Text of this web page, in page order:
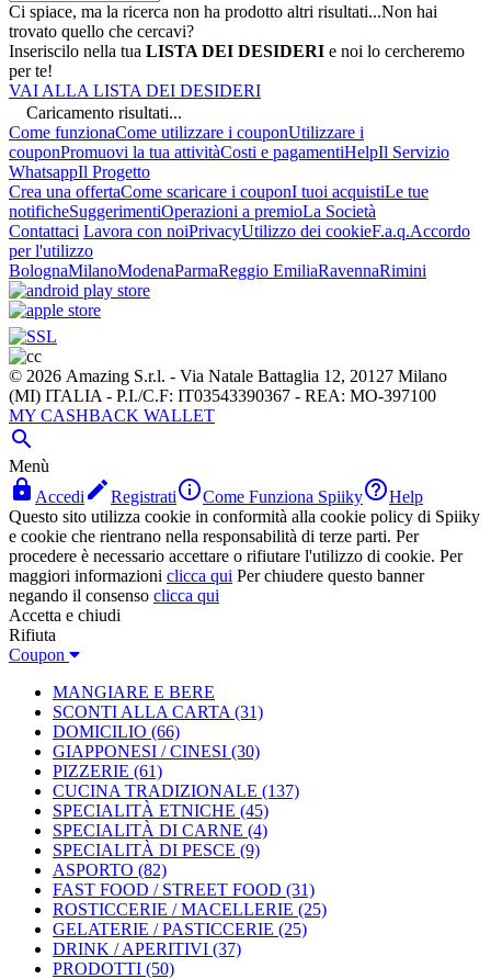
Ci spiace, ma la ricerca non ha prodotto altri risultati...Non hai
trovato quello che cercavi?
Inseriscilo nella tua LISTA DEI DESIDERI e noi lo cercheremo
per te!
VAI ALLA LISTA DEI DESIDERI
Caricamento risultati...
Come funzionaCome utilizzare i couponUtilizzare i
couponPromuovi la tua attivitàCosti e pagamentiHelpIl Servizio
WhatsappIl Progetto
Crea una offertaCome scaricare i couponI tuoi acquistiLe tue
notificheSuggerimentiOperazioni a premioLa Società
Contattaci Lavora con noiPrivacyUtilizzo dei cookieF.a.q.Accordo
per l'utilizzo
BolognaMilanoModenaParmaReggio EmiliaRavennaRimini
© 2026 Amazing S.r.l. - Via Natale Battaglia 12, 20127 Milano
(MI) ITALIA - P.I./C.F: IT03543390367 - REA: MO-397100
MY CASHBACK WALLET

Menù
 Accedi RegistratiCome Funziona SpiikyHelp
Questo sito utilizza cookie in conformità alla cookie policy di Spiiky
e cookie che rientrano nella responsabilità di terze parti. Per
procedere è necessario accettare o rifiutare l'utilizzo di cookie. Per
maggiori informazioni clicca qui Per chiudere questo banner
negando il consenso clicca qui
Accetta e chiudi
Rifiuta
Coupon
MANGIARE E BERE
SCONTI ALLA CARTA (31)
DOMICILIO (66)
GIAPPONESI / CINESI (30)
PIZZERIE (61)
CUCINA TRADIZIONALE (137)
SPECIALITÀ ETNICHE (45)
SPECIALITÀ DI CARNE (4)
SPECIALITÀ DI PESCE (9)
ASPORTO (82)
FAST FOOD / STREET FOOD (31)
ROSTICCERIE / MACELLERIE (25)
GELATERIE / PASTICCERIE (25)
DRINK / APERITIVI (37)
PRODOTTI (50)